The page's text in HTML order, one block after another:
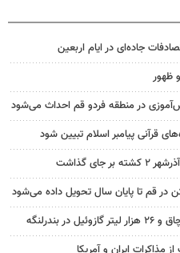
ظهور
در منطقه فردو قم احداث می‌شود
قرآنی پیامبر اسلام تبیین شود
گذاشت
مذاکرات ایران و آمریکا